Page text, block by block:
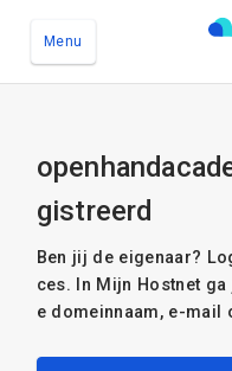
Menu
gistreerd
Ben jij de eigenaar?
ces. In Mijn Hostnet
e domeinnaam, e-mail